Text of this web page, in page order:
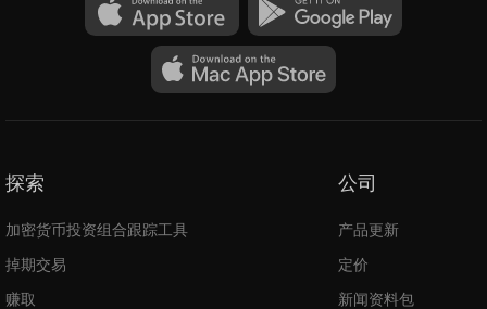
探索
加密货币投资组合跟踪工具
掉期交易
赚取
公司
产品更新
定价
新闻资料包